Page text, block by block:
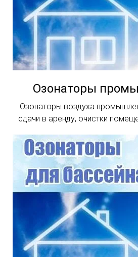
Озонаторы
Озонаторы воздуха
сдачи в аренду, очистки